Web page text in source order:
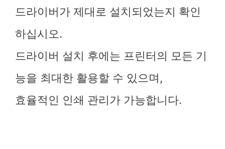
드라이버가 제대로 설치되었는지 확인
하십시오.
드라이버 설치 후에는 프린터의 모든 기
능을 최대한 활용할 수 있으며,
효율적인 인쇄 관리가 가능합니다.